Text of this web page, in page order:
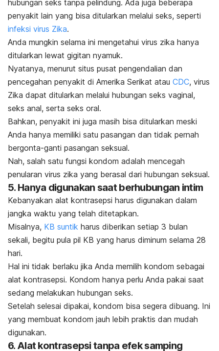
hubungan seks tanpa pelindung. Ada juga beberapa
penyakit lain yang bisa ditularkan melalui seks, seperti
infeksi virus Zika.
Anda mungkin selama ini mengetahui virus zika hanya
ditularkan lewat gigitan nyamuk.
Nyatanya, menurut situs pusat pengendalian dan
pencegahan penyakit di Amerika Serikat atau CDC, virus
Zika dapat ditularkan melalui hubungan seks vaginal,
seks anal, serta seks oral.
Bahkan, penyakit ini juga masih bisa ditularkan meski
Anda hanya memiliki satu pasangan dan tidak pernah
bergonta-ganti pasangan seksual.
Nah, salah satu fungsi kondom adalah mencegah
penularan virus zika yang berasal dari hubungan seksual.
5. Hanya digunakan saat berhubungan intim
Kebanyakan alat kontrasepsi harus digunakan dalam
jangka waktu yang telah ditetapkan.
Misalnya, KB suntik harus diberikan setiap 3 bulan
sekali, begitu pula pil KB yang harus diminum selama 28
hari.
Hal ini tidak berlaku jika Anda memilih kondom sebagai
alat kontrasepsi. Kondom hanya perlu Anda pakai saat
sedang melakukan hubungan seks.
Setelah selesai dipakai, kondom bisa segera dibuang. Ini
yang membuat kondom jauh lebih praktis dan mudah
digunakan.
6. Alat kontrasepsi tanpa efek samping